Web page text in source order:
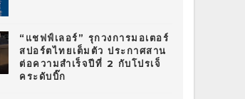
“แชฟฟ์เลอร์” รุกวงการมอเตอร์
สปอร์ตไทยเต็มตัว ประกาศสาน
ต่อความสำเร็จปีที่ 2 กับโปรเจ็
คระดับบิ๊ก